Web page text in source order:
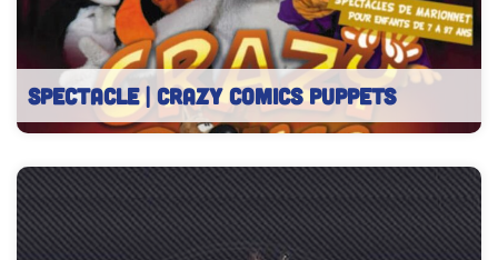
SPECTACLE | Crazy Comics Puppets